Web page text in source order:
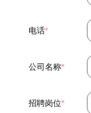
电话*
公司名称*
招聘岗位*